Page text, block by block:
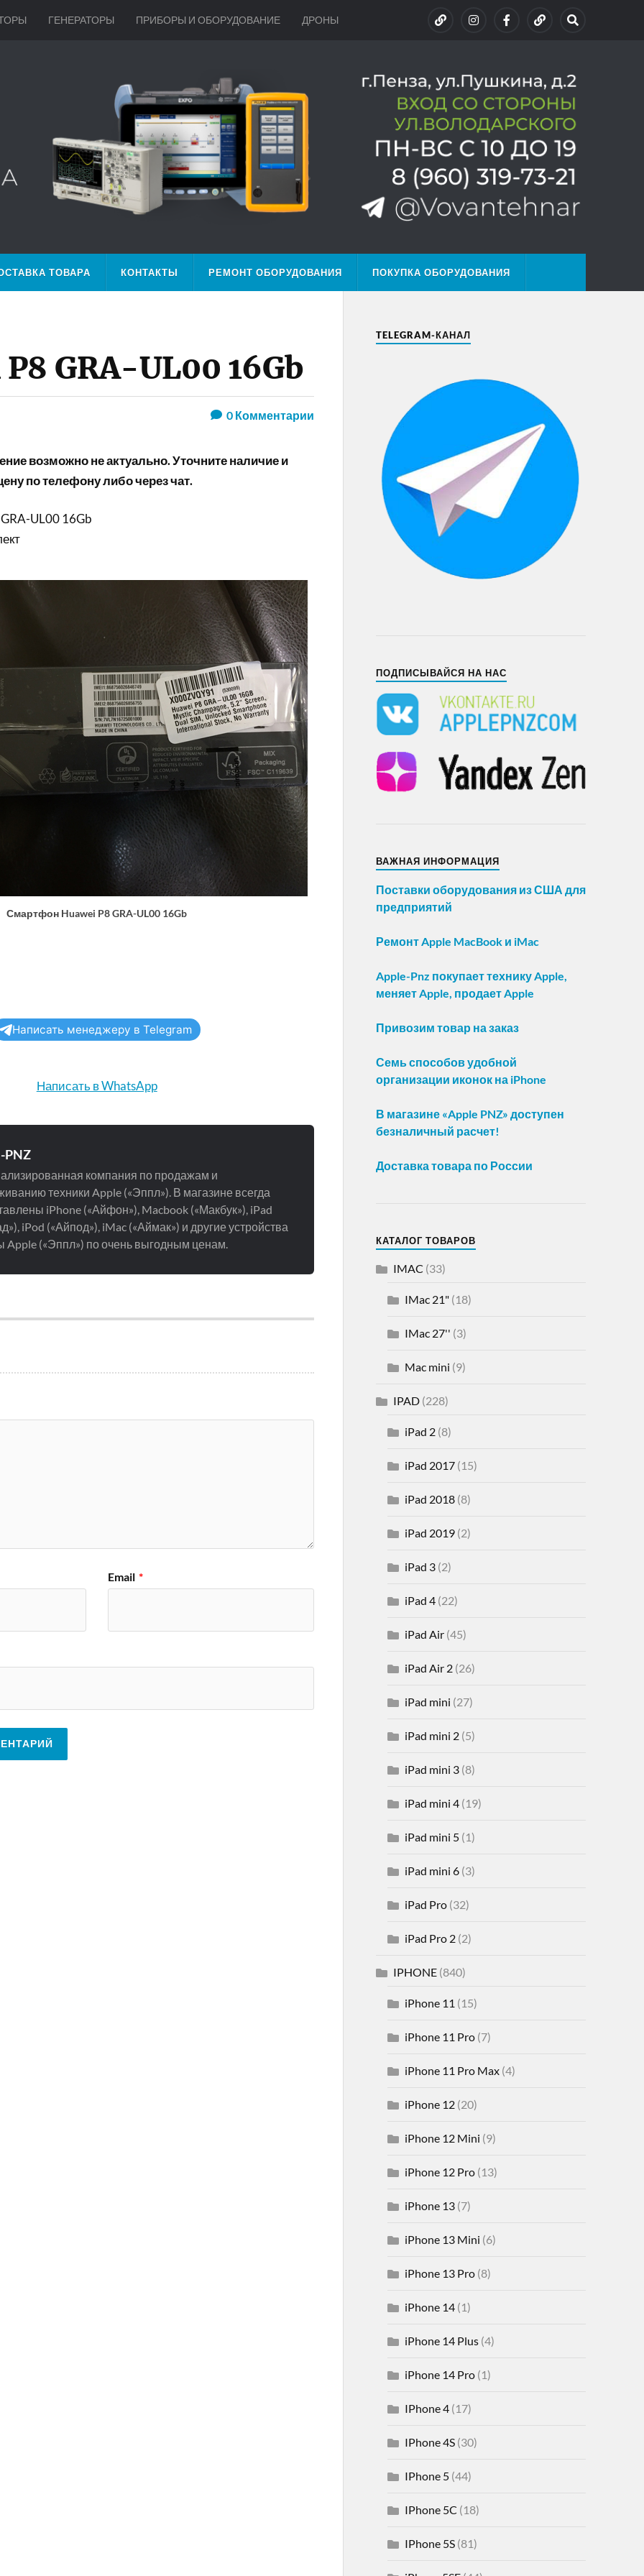
ГЕНЕРАТОРЫ ПРИБОРЫ И ОБОРУДОВАНИЕ ДРОНЫ
ТОВАРА КОНТАКТЫ РЕМОНТ ОБОРУДОВАНИЯ ПОКУПКА ОБОРУДОВАНИЯ
GRA-UL00 16Gb
0Комментарии
возможно не актуально. Уточните наличие и
по телефону либо через чат.
UL00 16Gb
Смартфон Huawei P8 GRA-UL00 16Gb
Написать менеджеру в Telegram
Написать в WhatsApp
PNZ
компания по продажам и
техники Apple («Эппл»). В магазине всегда
iPhone («Айфон»), Macbook («Макбук»), iPad
iPod («Айпод»), iMac («Аймак») и другие устройства
(«Эппл») по очень выгодным ценам.
Email *
TELEGRAM-КАНАЛ
ПОДПИСЫВАЙСЯ НА НАС
ВАЖНАЯ ИНФОРМАЦИЯ
Поставки оборудования из США для
предприятий
Ремонт Apple MacBook и iMac
Apple-Pnz покупает технику Apple,
меняет Apple, продает Apple
Привозим товар на заказ
Семь способов удобной
организации иконок на iPhone
В магазине «Apple PNZ» доступен
безналичный расчет!
Доставка товара по России
КАТАЛОГ ТОВАРОВ
IMAC (33)
IMac 21"(18)
IMac 27'' (3)
Mac mini (9)
IPAD(228)
iPad 2(8)
iPad 2017(15)
iPad 2018(8)
iPad 2019(2)
iPad 3(2)
iPad 4(22)
iPad Air(45)
iPad Air 2(26)
iPad mini (27)
iPad mini 2(5)
iPad mini 3(8)
iPad mini 4(19)
iPad mini 5(1)
iPad mini 6(3)
iPad Pro(32)
iPad Pro 2(2)
IPHONE(840)
iPhone 11 (15)
iPhone 11 Pro(7)
iPhone 11 Pro Max(4)
iPhone 12(20)
iPhone 12 Mini (9)
iPhone 12 Pro(13)
iPhone 13(7)
iPhone 13 Mini (6)
iPhone 13 Pro(8)
iPhone 14(1)
iPhone 14 Plus(4)
iPhone 14 Pro(1)
IPhone 4(17)
IPhone 4S(30)
IPhone 5(44)
IPhone 5C (18)
IPhone 5S(81)